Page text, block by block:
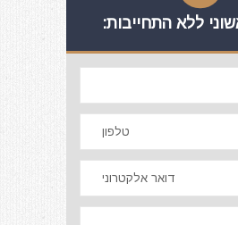
ללא התחייבות: